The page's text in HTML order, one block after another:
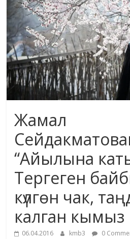
маданияты
жана
адабияты
Жамал
“Айылына
Тергеген
күлгөн чак,
калган кымыз
06.04.2016 kmb3 0